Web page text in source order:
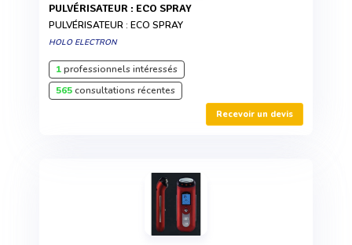
PULVÉRISATEUR : ECO SPRAY
PULVÉRISATEUR : ECO SPRAY
HOLO ELECTRON
1professionnels intéressés
565consultations récentes
Recevoir un devis